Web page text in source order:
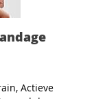
Actieve